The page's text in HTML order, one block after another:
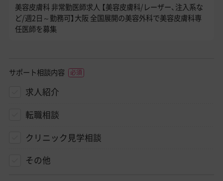
美容皮膚科 非常勤医師求人 【美容皮膚科/レーザー、注入系な
ど/週2日～勤務可】大阪 全国展開の美容外科で美容皮膚科専
任医師を募集
サポート相談内容
求人紹介
転職相談
クリニック見学相談
その他